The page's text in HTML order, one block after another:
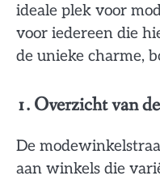
ideale plek voor
voor iedereen die
de unieke charme,
1. Overzicht van
De
aan winkels die